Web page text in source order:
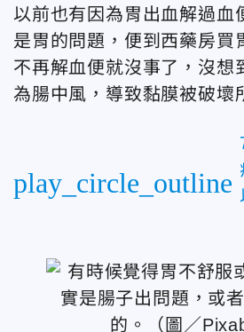
以前也有因為胃出血解過血
是胃的問題，便到西藥房買
不再解血便就沒事了，沒想
為腸中風，導致黏膜被破壞
play_circle_outline